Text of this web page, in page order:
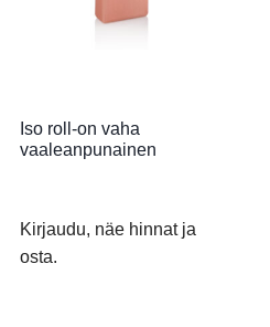
Iso roll-on vaha
vaaleanpunainen
Kirjaudu, näe hinnat ja
osta.